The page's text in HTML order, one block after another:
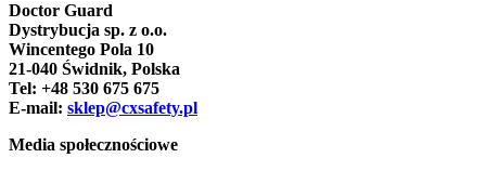
Doctor Guard
Dystrybucja sp. z o.o.
Wincentego Pola 10
21-040 Świdnik, Polska
Tel: +48 530 675 675
E-mail: sklep@cxsafety.pl
Media społecznościowe